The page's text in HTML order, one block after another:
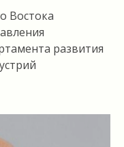
Востока
развития